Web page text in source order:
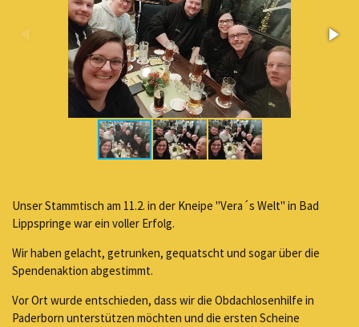
Unser Stammtisch am 11.2. in der Kneipe "Vera´s Welt" in Bad
Lippspringe war ein voller Erfolg.
Wir haben gelacht, getrunken, gequatscht und sogar über die
Spendenaktion abgestimmt.
Vor Ort wurde entschieden, dass wir die Obdachlosenhilfe in
Paderborn unterstützen möchten und die ersten Scheine